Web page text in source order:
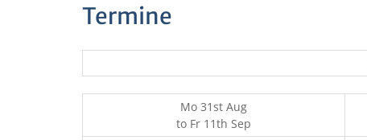
Termine
Mo 31st Aug
to Fr 11th Sep